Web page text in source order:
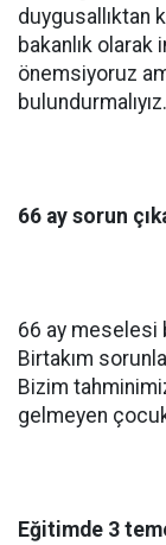
duygusallıktan
bakanlık olarak
önemsiyoruz
bulundurmalıyız.
66 ay sorun
66 ay meselesi
Birtakım
Bizim
gelmeyen çocuk
Eğitimde 3